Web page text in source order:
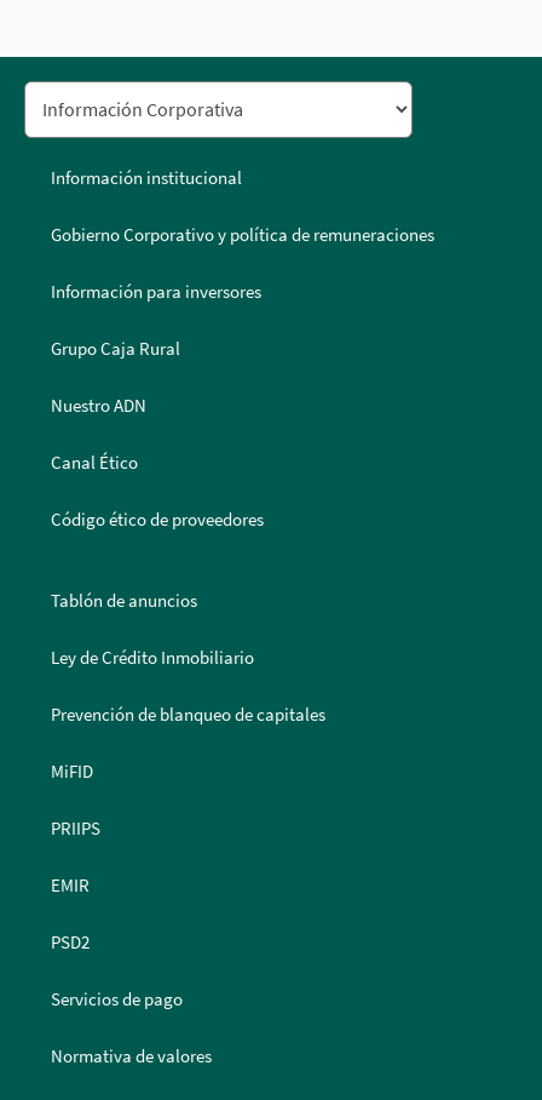
Información institucional
Gobierno Corporativo y política de remuneraciones
Información para inversores
Grupo Caja Rural
Nuestro ADN
Canal Ético
Código ético de proveedores
Tablón de anuncios
Ley de Crédito Inmobiliario
Prevención de blanqueo de capitales
MiFID
PRIIPS
EMIR
PSD2
Servicios de pago
Normativa de valores